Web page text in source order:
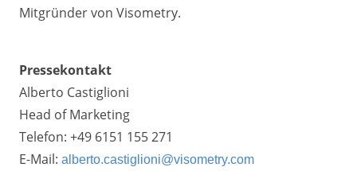
Mitgründer von Visometry.
Pressekontakt
Alberto Castiglioni
Head of Marketing
Telefon: +49 6151 155 271
E-Mail: alberto.castiglioni@visometry.com